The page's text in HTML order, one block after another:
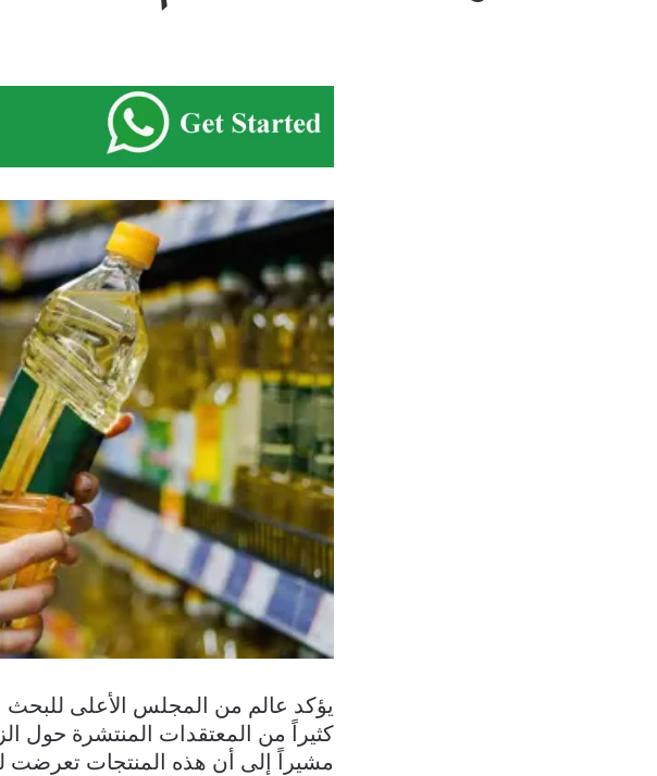
كثيراً من المعتقدات المنتشرة حول
مشيراً إلى أن هذه المنتجات تعرضت